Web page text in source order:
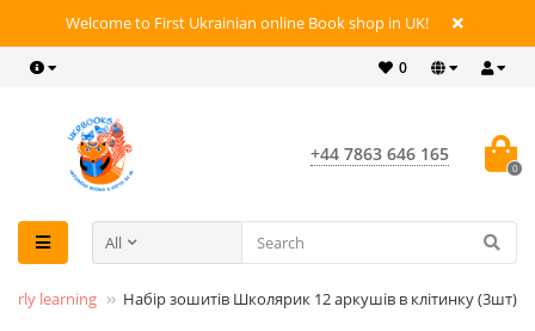
Welcome to First Ukrainian online Book shop in UK!
0
+44 7863 646 165
0
All
Early learning Набір зошитів Школярик 12 аркушів в клітинку (3шт)